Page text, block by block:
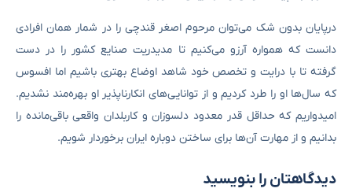
درپایان بدون شک می‌توان مرحوم اصغر قندچی را در شمار همان افرادی
دانست که همواره آرزو می‌کنیم تا مدیدریت صنایع کشور را در دست
گرفته تا با درایت و تخصص خود شاهد اوضاع بهتری باشیم اما افسوس
که سال‌ها او را طرد کردیم و از توانایی‌های انکارناپذیر او بهره‌مند نشدیم.
امیدواریم که حداقل قدر معدود دلسوزان و کاربلدان واقعی باقی‌مانده را
بدانیم و از مهارت آن‌ها برای ساختن دوباره ایران برخوردار شویم.
دیدگاهتان را بنویسید